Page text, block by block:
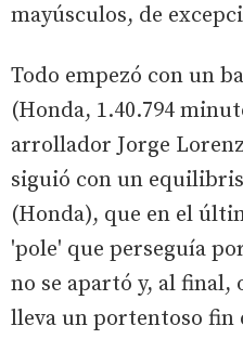
mayúsculos, de
Todo empezó con un
(Honda, 1.40.794
arrollador Jorge
siguió con un
(Honda), que en el
'pole' que perseguía
no se apartó y, al
lleva un portentoso fin